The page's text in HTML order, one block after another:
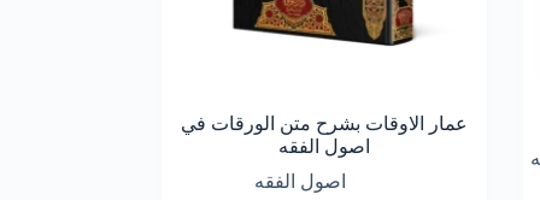
عمار الاوقات بشرح متن الورقات في
اصول الفقه
اصول الفقه